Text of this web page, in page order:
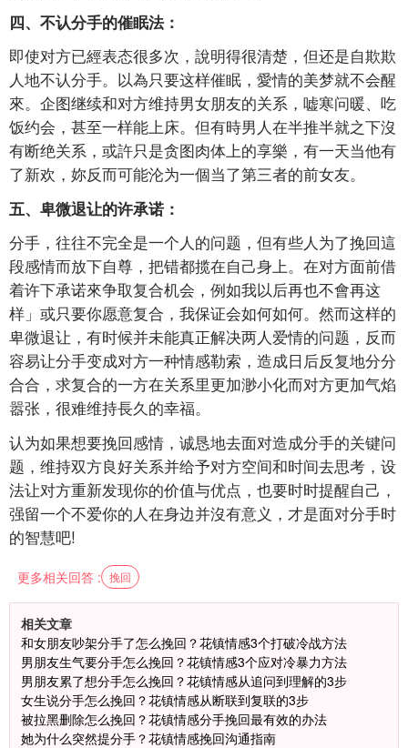
四、不认分手的催眠法：
即使对方已經表态很多次，說明得很清楚，但还是自欺欺
人地不认分手。以為只要这样催眠，愛情的美梦就不会醒
來。企图继续和对方维持男女朋友的关系，嘘寒问暖、吃
饭约会，甚至一样能上床。但有時男人在半推半就之下沒
有断绝关系，或許只是贪图肉体上的享樂，有一天当他有
了新欢，妳反而可能沦为一個当了第三者的前女友。
五、卑微退让的许承诺：
分手，往往不完全是一个人的问题，但有些人为了挽回這
段感情而放下自尊，把错都揽在自己身上。在对方面前借
着许下承诺來争取复合机会，例如我以后再也不會再这
样」或只要你愿意复合，我保证会如何如何。然而这样的
卑微退让，有时候并未能真正解决两人爱情的问题，反而
容易让分手变成对方一种情感勒索，造成日后反复地分分
合合，求复合的一方在关系里更加渺小化而对方更加气焰
嚣张，很难维持長久的幸福。
认为如果想要挽回感情，诚恳地去面对造成分手的关键问
题，维持双方良好关系并给予对方空间和时间去思考，设
法让对方重新发现你的价值与优点，也要时时提醒自己，
强留一个不爱你的人在身边并沒有意义，才是面对分手时
的智慧吧!
更多相关回答 : 挽回
相关文章
和女朋友吵架分手了怎么挽回？花镇情感3个打破冷战方法
男朋友生气要分手怎么挽回？花镇情感3个应对冷暴力方法
男朋友累了想分手怎么挽回？花镇情感从追问到理解的3步
女生说分手怎么挽回？花镇情感从断联到复联的3步
被拉黑删除怎么挽回？花镇情感分手挽回最有效的办法
她为什么突然提分手？花镇情感挽回沟通指南